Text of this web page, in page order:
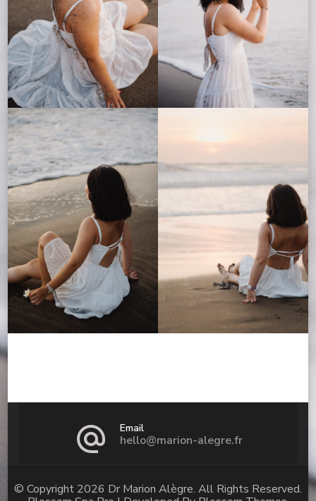
Email
hello@marion-alegre.fr
© Copyright 2026 Dr Marion Alègre. All Rights Reserved.